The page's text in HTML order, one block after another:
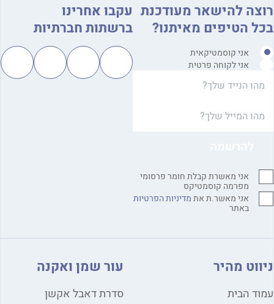
להישאר מעודכנת
הטיפים מאיתנו?
אני קוסמטיקאית
אני לקוחה פרטית
אני מאשרת קבלת חומר פרסומי
מפרמה קוסמטיקס
אני מאשר.ת אתמדיניות הפרטיות
באתר
עקבו אחרינו
ברשתות חברתיות
מהיר
הבית
עור שמן ואקנה
סדרת דאבל אקשן